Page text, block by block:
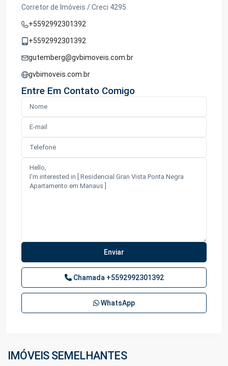
Corretor de Imóveis / Creci 4295
+5592992301392
+5592992301392
gutemberg@gvbimoveis.com.br
gvbimoveis.com.br
Entre Em Contato Comigo
Chamada +5592992301392
WhatsApp
IMÓVEIS SEMELHANTES
Negra
Manaus